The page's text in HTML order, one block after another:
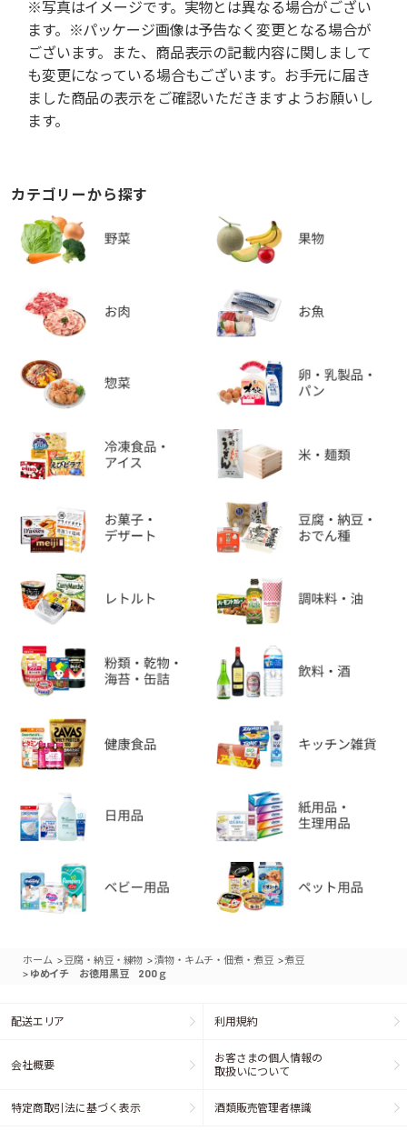
※写真はイメージです。実物とは異なる場合がござい
ます。※パッケージ画像は予告なく変更となる場合が
ございます。また、商品表示の記載内容に関しまして
も変更になっている場合もございます。お手元に届き
ました商品の表示をご確認いただきますようお願いし
ます。
カテゴリーから探す
ホーム >豆腐・納豆・練物 >漬物・キムチ・佃煮・煮豆 >煮豆
> ゆめイチ お徳用黒豆 200ｇ
配送エリア 利用規約
会社概要
お客さまの個人情報の
取扱いについて
特定商取引法に基づく表示 酒類販売管理者標識